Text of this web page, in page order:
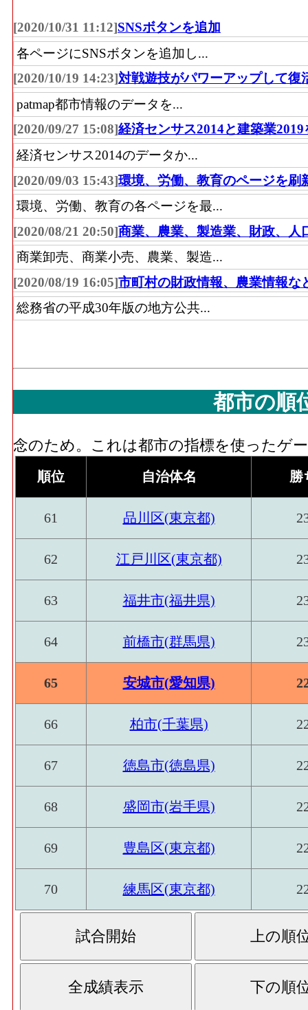
[2020/10/31 11:12]SNSボタンを追加
各ページにSNSボタンを追加し...
[2020/10/19 14:23]対戦遊技がパワーアップして復
patmap都市情報のデータを...
[2020/09/27 15:08]経済センサス2014と建築業2019
経済センサス2014のデータか...
[2020/09/03 15:43]環境、労働、教育のページを刷
環境、労働、教育の各ページを最...
[2020/08/21 20:50]商業、農業、製造業、財政、人
商業卸売、商業小売、農業、製造...
[2020/08/19 16:05]市町村の財政情報、農業情報な
総務省の平成30年版の地方公共...
都市の順
念のため。これは都市の指標を使ったゲ
順位 自治体名 勝
61 品川区(東京都)
62 江戸川区(東京都)
63 福井市(福井県)
64 前橋市(群馬県)
65 安城市(愛知県)
66 柏市(千葉県)
67 徳島市(徳島県)
68 盛岡市(岩手県)
69 豊島区(東京都)
70 練馬区(東京都)